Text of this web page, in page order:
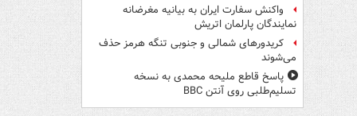
واکنش سفارت ایران به بیانیه مغرضانه
نمایندگان پارلمان اتریش
کریدورهای شمالی و جنوبی تنگه هرمز حذف
می‌شوند
پاسخ قاطع ملیحه محمدی به نسخه
تسلیم‌طلبی روی آنتن BBC